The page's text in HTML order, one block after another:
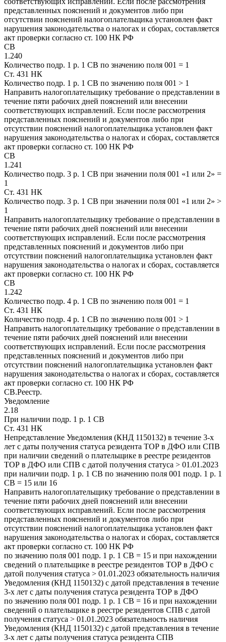
представленных пояснений и документов либо при
отсутствии пояснений налогоплательщика установлен факт
нарушения законодательства о налогах и сборах, составляется
акт проверки согласно ст. 100 НК РФ
СВ
1.240
Количество подр. 1 р. 1 СВ по значению поля 001 = 1
Ст. 431 НК
Количество подр. 1 р. 1 СВ по значению поля 001 > 1
Направить налогоплательщику требование о представлении в
течение пяти рабочих дней пояснений или внесении
соответствующих исправлений. Если после рассмотрения
представленных пояснений и документов либо при
отсутствии пояснений налогоплательщика установлен факт
нарушения законодательства о налогах и сборах, составляется
акт проверки согласно ст. 100 НК РФ
СВ
1.241
Количество подр. 3 р. 1 СВ при значении поля 001 «1 или 2» =
1
Ст. 431 НК
Количество подр. 3 р. 1 СВ при значении поля 001 «1 или 2» >
1
Направить налогоплательщику требование о представлении в
течение пяти рабочих дней пояснений или внесении
соответствующих исправлений. Если после рассмотрения
представленных пояснений и документов либо при
отсутствии пояснений налогоплательщика установлен факт
нарушения законодательства о налогах и сборах, составляется
акт проверки согласно ст. 100 НК РФ
СВ
1.242
Количество подр. 4 р. 1 СВ по значению поля 001 = 1
Ст. 431 НК
Количество подр. 4 р. 1 СВ по значению поля 001 > 1
Направить налогоплательщику требование о представлении в
течение пяти рабочих дней пояснений или внесении
соответствующих исправлений. Если после рассмотрения
представленных пояснений и документов либо при
отсутствии пояснений налогоплательщика установлен факт
нарушения законодательства о налогах и сборах, составляется
акт проверки согласно ст. 100 НК РФ
СВ.Реестр.
Уведомление
2.18
При наличии подр. 1 р. 1 СВ
Ст. 431 НК
Непредставление Уведомления (КНД 1150132) в течение 3-х
лет с даты получения статуса резидента ТОР в ДФО или СПВ
при наличии сведений о плательщике в реестре резидентов
ТОР в ДФО или СПВ с датой получения статуса > 01.01.2023
при наличии подр. 1 р. 1 СВ по значению поля 001 подр. 1 р. 1
СВ = 15 или 16
Направить налогоплательщику требование о представлении в
течение пяти рабочих дней пояснений или внесении
соответствующих исправлений. Если после рассмотрения
представленных пояснений и документов либо при
отсутствии пояснений налогоплательщика установлен факт
нарушения законодательства о налогах и сборах, составляется
акт проверки согласно ст. 100 НК РФ
по значению поля 001 подр. 1 р. 1 СВ = 15 и при нахождении
сведений о плательщике в реестре резидентов ТОР в ДФО с
датой получения статуса > 01.01.2023 обязательность наличия
Уведомления (КНД 1150132) с датой представления в течение
3-х лет с даты получения статуса резидента ТОР в ДФО
по значению поля 001 подр. 1 р. 1 СВ = 16 и при нахождении
сведений о плательщике в реестре резидентов СПВ с датой
получения статуса > 01.01.2023 обязательность наличия
Уведомления (КНД 1150132) с датой представления в течение
3-х лет с даты получения статуса резидента СПВ